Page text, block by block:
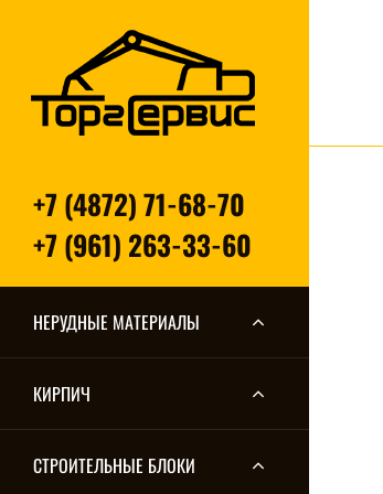
+7 (4872) 71-68-70
+7 (961) 263-33-60
НЕРУДНЫЕ МАТЕРИАЛЫ
КИРПИЧ
СТРОИТЕЛЬНЫЕ БЛОКИ